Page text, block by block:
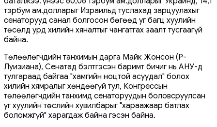
тэрбум ам.долларыг Израильд туслахад зарцуулахыг
сенаторууд санал болгосон бөгөөд уг багц хуулийн
төсөлд урд хилийн хяналтыг чангатгах заалт тусгаагүй
байна.
Төлөөлөгчдийн танхимын дарга Майк Жонсон (Р-
Луизиана), Сенатад бэлтгэсэн баримт бичиг нь АНУ-д
тулгараад байгаа "хамгийн ноцтой асуудал" болох
хилийн хямралыг хөндөөгүй тул, Конгрессын
төлөөлөгчдийн танхимд сенаторуудын боловсруулсан
уг хуулийн төслийн хувилбарыг "хараажаар батлах
боломжгүй" харагдаж байна гэсэн байна.